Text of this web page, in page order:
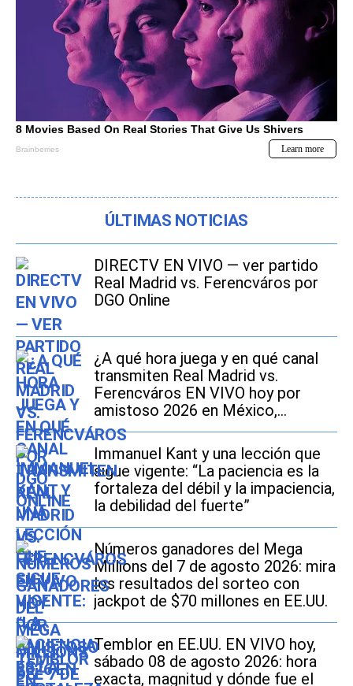
ÚLTIMAS NOTICIAS
DIRECTV EN VIVO — ver partido
Real Madrid vs. Ferencváros por
DGO Online
¿A qué hora juega y en qué canal
transmiten Real Madrid vs.
Ferencváros EN VIVO hoy por
amistoso 2026 en México,
Estados Unidos y España?
Immanuel Kant y una lección que
sigue vigente: “La paciencia es la
fortaleza del débil y la impaciencia,
la debilidad del fuerte”
Números ganadores del Mega
Millions del 7 de agosto 2026: mira
los resultados del sorteo con
jackpot de $70 millones en EE.UU.
Temblor en EE.UU. EN VIVO hoy,
sábado 08 de agosto 2026: hora
exacta, magnitud y dónde fue el